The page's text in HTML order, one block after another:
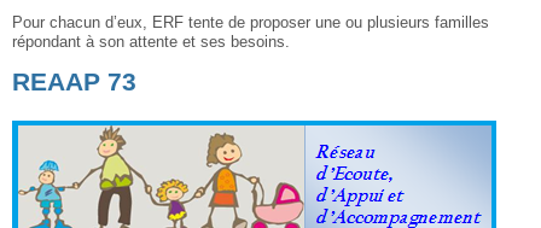
Pour chacun d’eux, ERF tente de proposer une ou plusieurs familles
répondant à son attente et ses besoins.
REAAP 73